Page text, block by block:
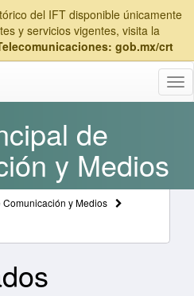
del IFT disponible únicamente
y servicios vigentes, visita la
gob.mx/crt
de
y Medios
y Medios